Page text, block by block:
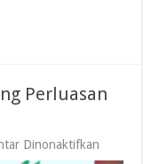
Perluasan
Dinonaktifkan
Mensos